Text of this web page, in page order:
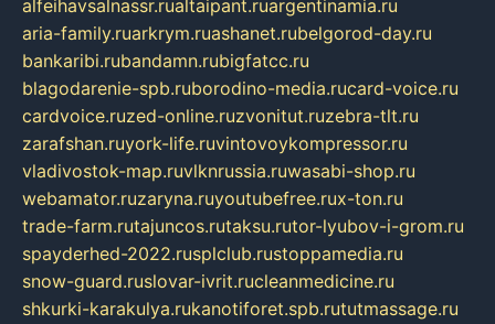
alfeihavsalnassr.rualtaipant.ruargentinamia.ru
aria-family.ruarkrym.ruashanet.rubelgorod-day.ru
bankaribi.rubandamn.rubigfatcc.ru
blagodarenie-spb.ruborodino-media.rucard-voice.ru
cardvoice.ruzed-online.ruzvonitut.ruzebra-tlt.ru
zarafshan.ruyork-life.ruvintovoykompressor.ru
vladivostok-map.ruvlknrussia.ruwasabi-shop.ru
webamator.ruzaryna.ruyoutubefree.rux-ton.ru
trade-farm.rutajuncos.rutaksu.rutor-lyubov-i-grom.ru
spayderhed-2022.rusplclub.rustoppamedia.ru
snow-guard.ruslovar-ivrit.rucleanmedicine.ru
shkurki-karakulya.rukanotiforet.spb.rututmassage.ru